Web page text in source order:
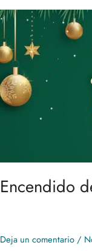
Encendido
Deja un comentario /
Encendido
del
Arbolito
y
procesión